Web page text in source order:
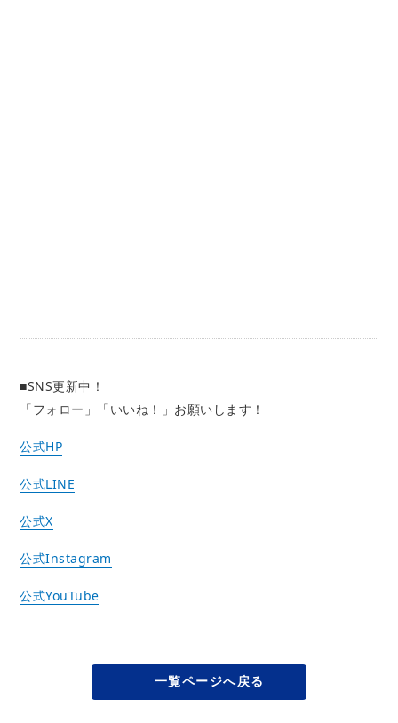
■SNS更新中！
「フォロー」「いいね！」お願いします！
公式HP
公式LINE
公式X
公式Instagram
公式YouTube
一覧ページへ戻る